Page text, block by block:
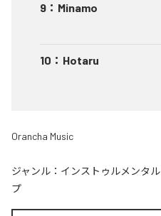
9 ： Minamo
10 ： Hotaru
Orancha Music
ジャンル： インストゥルメンタル
プ